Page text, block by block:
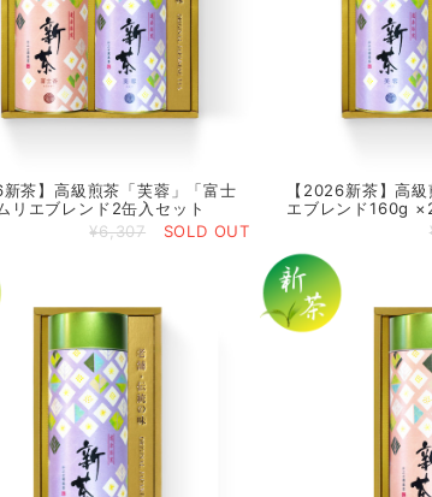
新茶】高級煎茶「芙蓉」「富士
リエブレンド2缶入セット
¥6,307
SOLD OUT
【2026新茶】高
エブレンド160g